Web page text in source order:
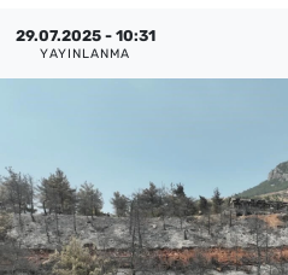
29.07.2025 - 10:31
YAYINLANMA